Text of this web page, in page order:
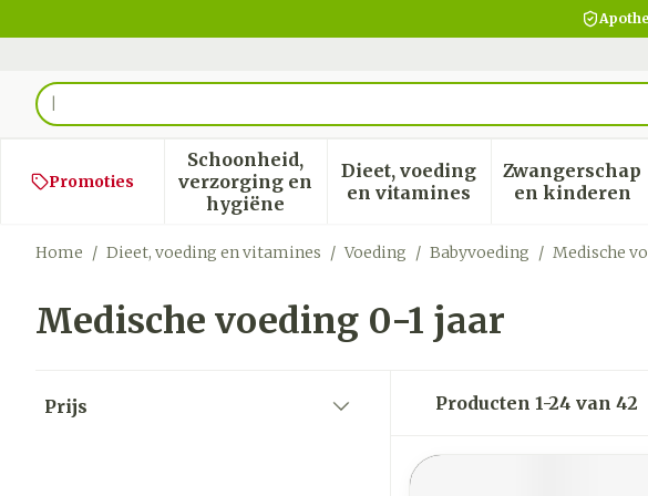
Product, merk, categorie...
Promoties
Schoonheid,
verzorging en
hygiëne
Toon submenu voor Schoonheid,
Dieet, voeding
en vitaminesToon submenu voor
Zwangerschap
en kinderen
Toon
Home / Dieet, voeding en vitamines / Voeding / Babyvoeding / Medische
Medische voeding 0-1 jaar
Prijs
Producten 1-24 van 42